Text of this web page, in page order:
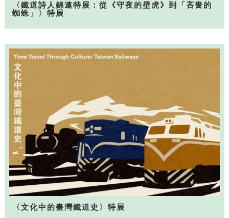
〈鐵道詩人錦連特展：從《守夜的壁虎》到「吝嗇的
蜘蛛」〉特展
〈文化中的臺灣鐵道史〉特展